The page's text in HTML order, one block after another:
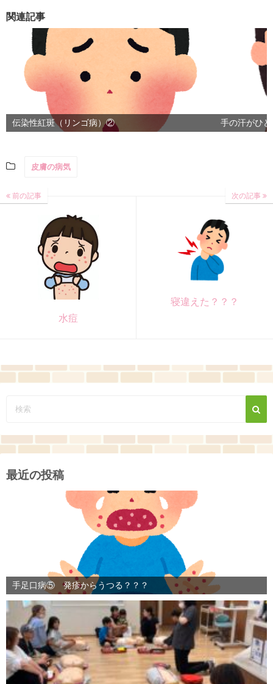
関連記事
伝染性紅斑（リンゴ病）② 手の汗がひ
皮膚の病気
前の記事
水痘
次の記事
寝違えた？？？
最近の投稿
手足口病⑤ 発疹からうつる？？？